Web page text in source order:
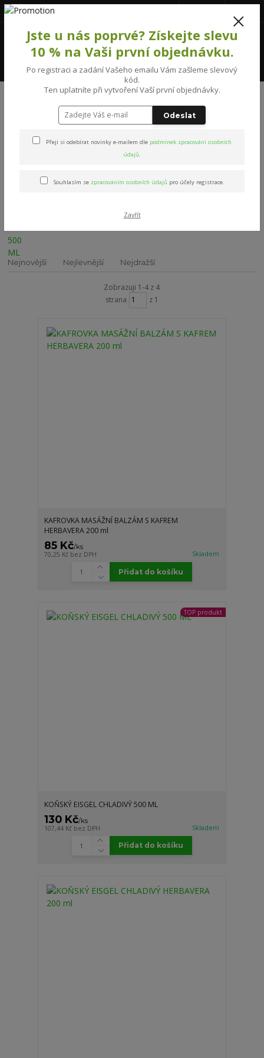
777231992
0 Kč
MASÁŽNÍ PŘÍPRAVKY Chladivá na svaly a klouby
Chladivá na svaly a klouby
Nejnovější Nejlevnější Nejdražší
Zobrazuji 1-4 z 4
strana
z 1
KAFROVKA MASÁŽNÍ BALZÁM S KAFREM
HERBAVERA 200 ml
85 Kč/ks
70,25 Kč bez DPH Skladem
Přidat do košíku
TOP produkt
KOŇSKÝ EISGEL CHLADIVÝ 500 ML
130 Kč/ks
107,44 Kč bez DPH Skladem
Přidat do košíku
Jste u nás poprvé? Získejte slevu
10 % na Vaši první objednávku.
Po registraci a zadání Vašeho emailu Vám zašleme slevový
kód.
Ten uplatníte při vytvoření Vaší první objednávky.
Odeslat
Přeji si odebírat novinky e-mailem dle podmínek zpracování osobních
údajů.
Souhlasím se zpracováním osobních údajů pro účely registrace.
Zavřít